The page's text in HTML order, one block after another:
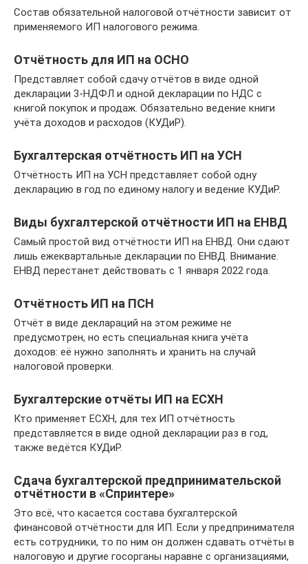
Состав обязательной налоговой отчётности зависит от
применяемого ИП налогового режима.
Отчётность для ИП на ОСНО
Представляет собой сдачу отчётов в виде одной
декларации 3-НДФЛ и одной декларации по НДС с
книгой покупок и продаж. Обязательно ведение книги
учёта доходов и расходов (КУДиР).
Бухгалтерская отчётность ИП на УСН
Отчётность ИП на УСН представляет собой одну
декларацию в год по единому налогу и ведение КУДиР.
Виды бухгалтерской отчётности ИП на ЕНВД
Самый простой вид отчётности ИП на ЕНВД. Они сдают
лишь ежеквартальные декларации по ЕНВД. Внимание.
ЕНВД перестанет действовать с 1 января 2022 года.
Отчётность ИП на ПСН
Отчёт в виде деклараций на этом режиме не
предусмотрен, но есть специальная книга учёта
доходов: её нужно заполнять и хранить на случай
налоговой проверки.
Бухгалтерские отчёты ИП на ЕСХН
Кто применяет ЕСХН, для тех ИП отчётность
представляется в виде одной декларации раз в год,
также ведётся КУДиР.
Сдача бухгалтерской предпринимательской
отчётности в «Спринтере»
Это всё, что касается состава бухгалтерской
финансовой отчётности для ИП. Если у предпринимателя
есть сотрудники, то по ним он должен сдавать отчёты в
налоговую и другие госорганы наравне с организациями,